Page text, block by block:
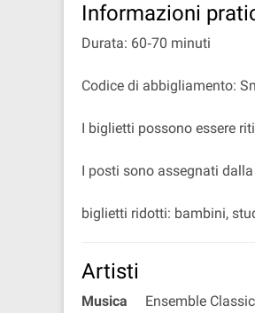
Informazioni
Durata: 60‐70 minuti
Codice di abbigliamento:
I biglietti possono essere
I posti sono assegnati
biglietti ridotti: bambini,
Artisti
Musica
Ensemble